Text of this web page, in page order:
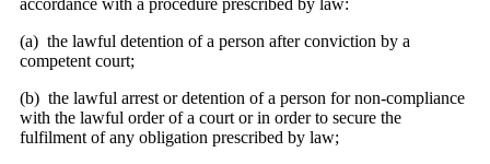
accordance with a procedure prescribed by law:
(a) the lawful detention of a person after conviction by a
competent court;
(b) the lawful arrest or detention of a person for non-compliance
with the lawful order of a court or in order to secure the
fulfilment of any obligation prescribed by law;